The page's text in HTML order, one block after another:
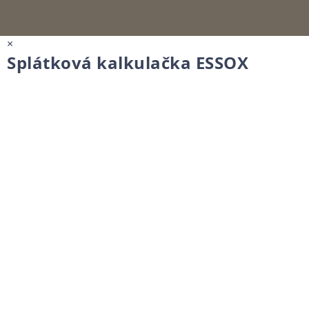
×
Splátková kalkulačka ESSOX